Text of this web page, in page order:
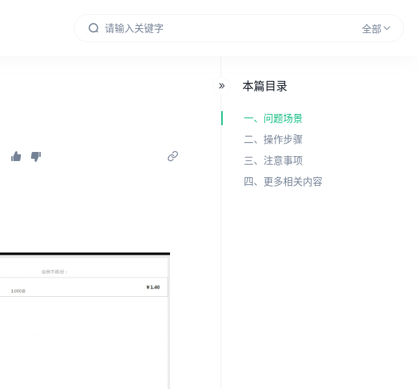
全部
本篇目录
一、问题场景
二、操作步骤
三、注意事项
四、更多相关内容